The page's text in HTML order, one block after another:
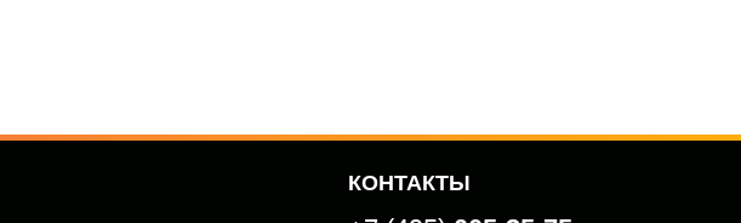
КОНТАКТЫ